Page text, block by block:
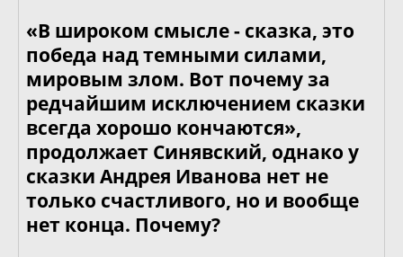
«В широком смысле - сказка, это
победа над темными силами,
мировым злом. Вот почему за
редчайшим исключением сказки
всегда хорошо кончаются»,
продолжает Синявский, однако у
сказки Андрея Иванова нет не
только счастливого, но и вообще
нет конца. Почему?